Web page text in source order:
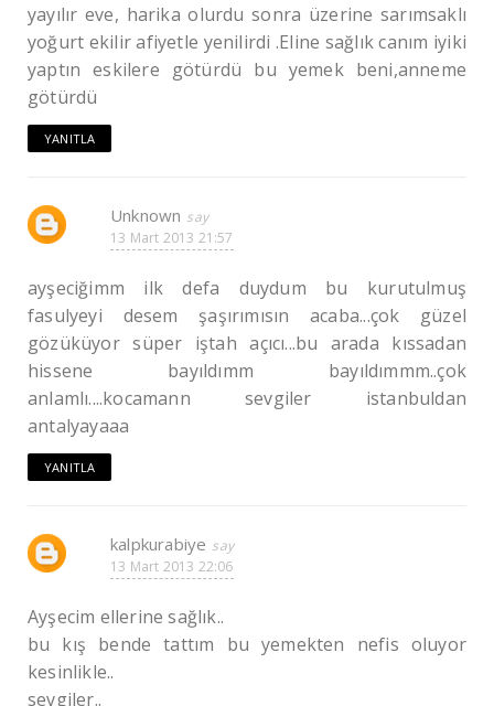
yayılır eve, harika olurdu sonra üzerine sarımsaklı
yoğurt ekilir afiyetle yenilirdi .Eline sağlık canım iyiki
yaptın eskilere götürdü bu yemek beni,anneme
götürdü
YANITLA
Unknown
13 Mart 2013 21:57
ayşeciğimm ilk defa duydum bu kurutulmuş
fasulyeyi desem şaşırımısın acaba...çok güzel
gözüküyor süper iştah açıcı...bu arada kıssadan
hissene bayıldımm bayıldımmm..çok
anlamlı....kocamann sevgiler istanbuldan
antalyayaaa
YANITLA
kalpkurabiye
13 Mart 2013 22:06
Ayşecim ellerine sağlık..
bu kış bende tattım bu yemekten nefis oluyor
kesinlikle..
sevgiler..